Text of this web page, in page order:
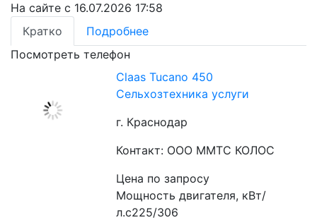
На сайте с 16.07.2026 17:58
Кратко
Подробнее
Посмотреть телефон
Claas Tucano 450
Сельхозтехника услуги
г. Краснодар
Контакт: ООО ММТС КОЛОС
Цена по запросу
Мощность двигателя, кВт/
л.с225/306